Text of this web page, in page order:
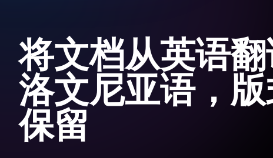
将文档从英语
洛文尼亚语，
保留